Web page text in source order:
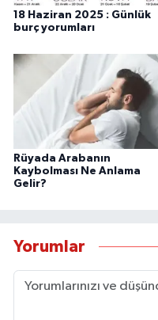
18 Haziran 2025 : Günlük
burç yorumları
Rüyada Arabanın
Kaybolması Ne Anlama
Gelir?
Yorumlar